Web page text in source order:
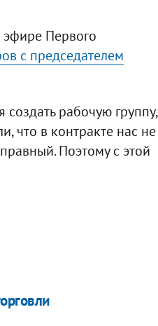
Первого
с председателем
создать рабочую группу,
что в контракте нас не
Поэтому с этой